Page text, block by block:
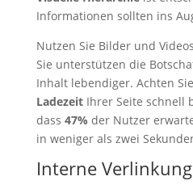
Informationen sollten ins
Nutzen Sie Bilder und
Sie unterstützen die
Inhalt lebendiger. Achten
LadezeitIhrer Seite schnell
dass 47% der Nutzer
in weniger als zwei
Interne